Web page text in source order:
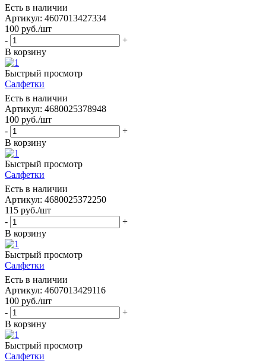
Есть в наличии
Артикул: 4607013427334
100 руб./шт
-
+
В корзину
Быстрый просмотр
Салфетки
Есть в наличии
Артикул: 4680025378948
100 руб./шт
-
+
В корзину
Быстрый просмотр
Салфетки
Есть в наличии
Артикул: 4680025372250
115 руб./шт
-
+
В корзину
Быстрый просмотр
Салфетки
Есть в наличии
Артикул: 4607013429116
100 руб./шт
-
+
В корзину
Быстрый просмотр
Салфетки